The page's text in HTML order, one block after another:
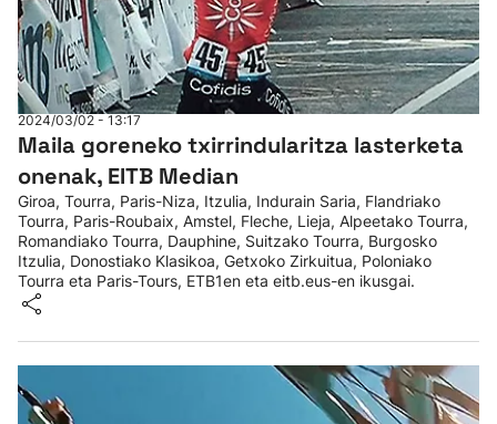
2024/03/02 - 13:17
Maila goreneko txirrindularitza lasterketa
onenak, EITB Median
Giroa, Tourra, Paris-Niza, Itzulia, Indurain Saria, Flandriako
Tourra, Paris-Roubaix, Amstel, Fleche, Lieja, Alpeetako Tourra,
Romandiako Tourra, Dauphine, Suitzako Tourra, Burgosko
Itzulia, Donostiako Klasikoa, Getxoko Zirkuitua, Poloniako
Tourra eta Paris-Tours, ETB1en eta eitb.eus-en ikusgai.